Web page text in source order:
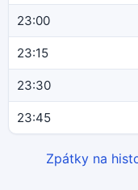
23:00
23:15
23:30
23:45
Zpátky na